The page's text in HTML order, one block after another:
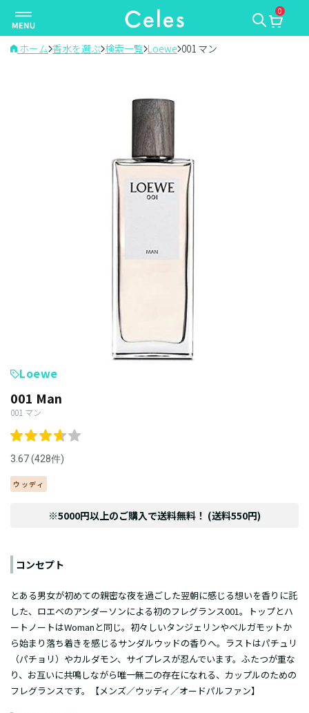
ナ
ビ
ゲ
0
ホーム 香水を選ぶ 検索一覧 Loewe 001 マン
Loewe
001 Man
001 マン
3.67 (428件)
ウッディ
※5000円以上のご購入で送料無料！ (送料550円)
コンセプト
とある男女が初めての親密な夜を過ごした翌朝に感じる想いを香りに託
した、ロエベのアンダーソンによる初のフレグランス001。トップとハ
ートノートはWomanと同じ。初々しいタンジェリンやベルガモットか
ら始まり落ち着きを感じるサンダルウッドの香りへ。ラストはパチュリ
（パチョリ）やカルダモン、サイプレスが忍んでいます。ふたつが重な
り、お互いに共鳴しながら唯一無二の存在になれる、カップルのための
フレグランスです。【メンズ／ウッディ／オードパルファン】